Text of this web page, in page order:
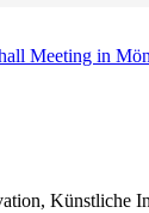
Meeting in
Künstliche